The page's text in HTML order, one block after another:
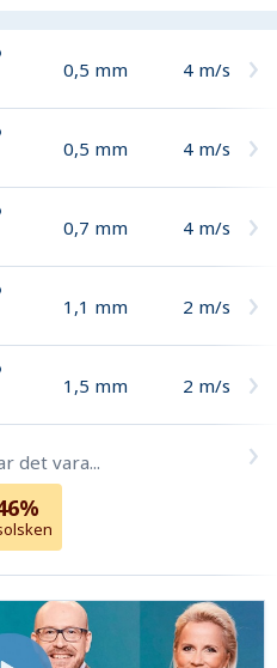
0,5 mm 4 m/s
0,5 mm 4 m/s
0,7 mm 4 m/s
1,1 mm 2 m/s
1,5 mm 2 m/s
det vara...